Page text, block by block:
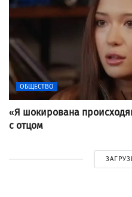
ОБЩЕСТВО
«Я шокирована
с отцом